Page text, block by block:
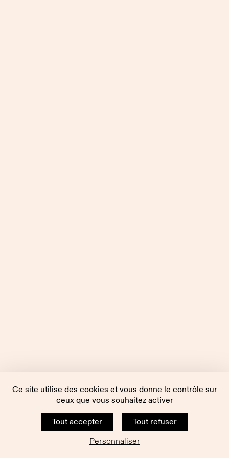
Ce site utilise des cookies et vous donne le contrôle sur
ceux que vous souhaitez activer
Tout accepter
Tout refuser
Personnaliser